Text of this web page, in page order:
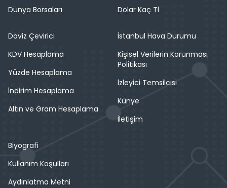
Dünya Borsaları
Dolar Kaç Tl
Döviz Çevirici
KDV Hesaplama
Yüzde Hesaplama
İndirim Hesaplama
Altın ve Gram Hesaplama
İstanbul Hava Durumu
Kişisel Verilerin Korunması
Politikası
İzleyici Temsilcisi
Künye
İletişim
Biyografi
Kullanım Koşulları
Aydınlatma Metni